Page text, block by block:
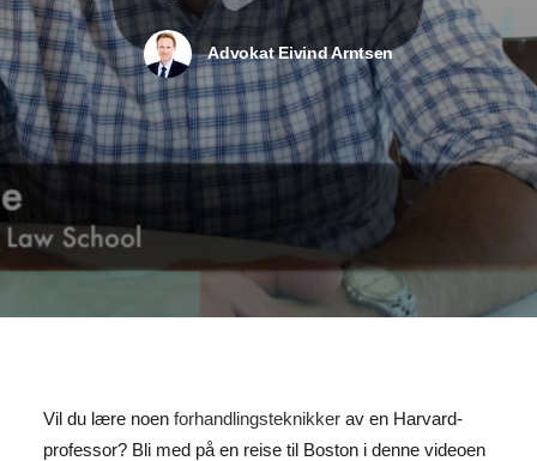
Advokat Eivind Arntsen
Vil du lære noen forhandlingsteknikker av en Harvard-
professor? Bli med på en reise til Boston i denne videoen